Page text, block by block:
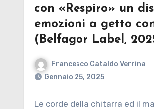
con «Respiro» un
emozioni a getto
(Belfagor Label,
Francesco Cataldo Verrina
Gennaio 25, 2025
Le corde della chitarra ed il